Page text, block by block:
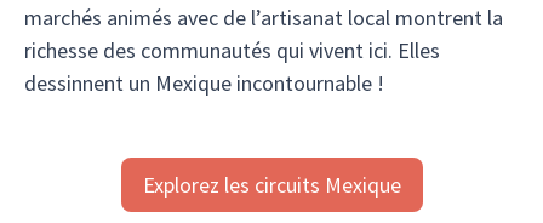
marchés animés avec de l’artisanat local montrent la
richesse des communautés qui vivent ici. Elles
dessinnent un Mexique incontournable !
Explorez les circuits Mexique